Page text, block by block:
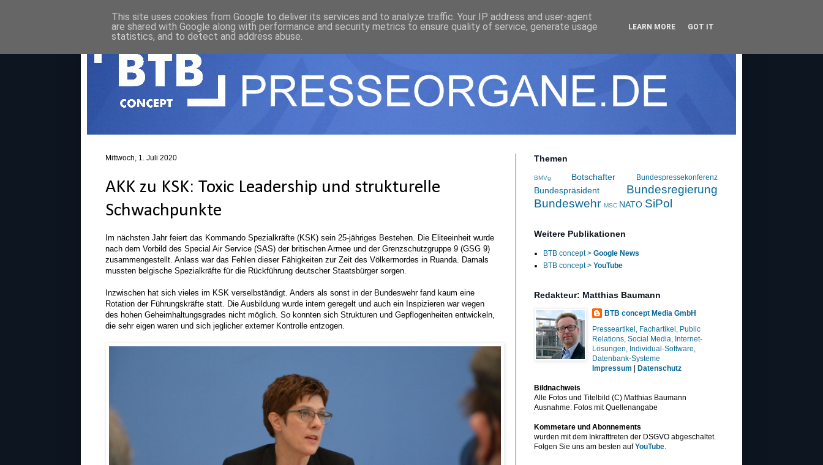
Mittwoch, 1. Juli 2020
AKK zu KSK: Toxic Leadership und strukturelle
Schwachpunkte
Im nächsten Jahr feiert das Kommando Spezialkräfte (KSK) sein 25-jähriges Bestehen. Die Eliteeinheit wurde
nach dem Vorbild des Special Air Service (SAS) der britischen Armee und der Grenzschutzgruppe 9 (GSG 9)
zusammengestellt. Anlass war das Fehlen dieser Fähigkeiten zur Zeit des Völkermordes in Ruanda. Damals
mussten belgische Spezialkräfte für die Rückführung deutscher Staatsbürger sorgen.
Inzwischen hat sich vieles im KSK verselbständigt. Anders als sonst in der Bundeswehr fand kaum eine
Rotation der Führungskräfte statt. Die Ausbildung wurde intern geregelt und auch ein Inspizieren war wegen
des hohen Geheimhaltungsgrades nicht möglich. So konnten sich Strukturen und Gepflogenheiten entwickeln,
die sehr eigen waren und sich jeglicher externer Kontrolle entzogen.
Themen
BMVg Botschafter Bundespressekonferenz
Bundespräsident
Bundesregierung
Bundeswehr MSC NATO SiPol
Weitere Publikationen
BTB concept > Google News
BTB concept > YouTube
Redakteur: Matthias Baumann
BTB concept Media GmbH
Presseartikel, Fachartikel, Public
Relations, Social Media, Internet-
Lösungen, Individual-Software,
Datenbank-Systeme
Impressum
Datenschutz
Bildnachweis
Alle Fotos und Titelbild (C) Matthias Baumann
Ausnahme: Fotos mit Quellenangabe
Kommetare und Abonnements
wurden mit dem Inkrafttreten der DSGVO abgeschaltet.
Folgen Sie uns am besten aufYouTube.
This site uses cookies from Google to deliver its services and to analyze traffic. Your IP address and user-agent
are shared with Google along with performance and security metrics to ensure quality of service, generate usage
statistics, and to detect and address abuse.
LEARN MORE GOT IT